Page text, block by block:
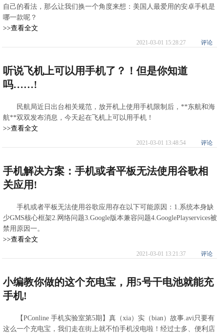
自己的看法，那么让我们换一个角度来想：美国人最爱用的安卓手机是
哪一款呢？
>>查看全文
2021-03-01 15:28:27 评论
听说飞机上可以用手机了？！但是你知道
吗……!
民航局近日出台相关规范，放开机上使用手机限制后，**东航和海
航**双双发布消息，今天起在飞机上可以用手机！
>>查看全文
2021-03-01 13:48:54 评论
手机解决方案：手机或者平板无法使用谷歌相
关应用!
手机或者平板无法使用谷歌应用存在以下可能原因：1.系统本身缺
少GMS核心框架2.网络问题3.Google版本兼容问题4.GooglePlayservices被
禁用原因一。
>>查看全文
2021-03-01 13:21:37 评论
小编教你做的这个充电宝，用5号干电池就能充
手机!
【PConline 手机实验室第5期】真（xia）实（bian）故事.avi只要有
这么一个充电宝，我们走在街上就不怕手机没电啦！经过士多、便利店